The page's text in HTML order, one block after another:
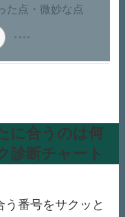
た点・微妙な点
に合うのは何
診断チャート
う番号をサクッと